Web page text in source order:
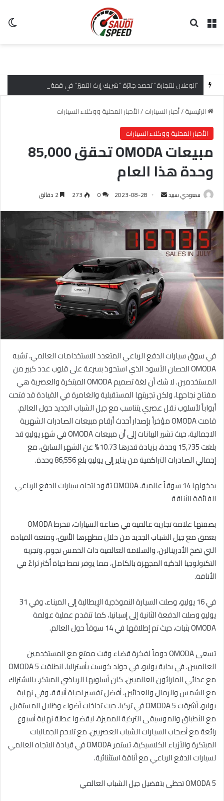
القائمة
الرئيسية/أخبار السيارات/الأخبار المحلية ووكلاء السيارات
الأخبار المحلية ووكلاء السيارات
مبيعات OMODA تحقق 85,000
وحدة هذا العام
سعودي سبيد
س
ل
ر
ي
د
ا
إ
ت
ر
و
ن
ي
ا
2023-08-28
0
273
في سوق سيارات الدفع الرباعي المتعدد الاستخدامات العالمي، تشبه
OMODA الحصان الأسود الذي استحوذ بسرعة على قلوب عدد كبير من
المستخدمين. لا شك أن لغة تصميم OMODA المبتكرة والعصرية هي
مفتاح نجاحها، ولكن تجربتها المستقبلية والغامرة في القيادة قد فتحت
أبواباً لأسلوب نقل عصري يتناسب مع جيل الشباب الجديد حول العالم.
قامت OMODA مؤخراً بإصدار أحدث أرقام مبيعات الصادرات الشهرية
الاجمالية، حيث تشير البيانات إلى أن مبيعات OMODA في شهر يوليو قد
بلغت 15,735 وحدة، بزيادة قدرها 10.73% عن الشهر السابق، مع
إجمالي الصادرات التراكمية من يناير إلى يوليو بلغ 86,556 وحدة.
بدخولها 14 سوقاً عالمية، OMODA تقود اتجاه سيارات الدفع الرباعي
الفائقة الأناقة
بصفتها علامة تجارية عالمية في صناعة السيارات، تنخرط OMODA
بعمق مع جيل الشباب الجديد من خلال مظهرها الأنيق، ومتعة القيادة
التي تضخ الأدرينالين، والسلامة العالمية ذات الخمس نجوم، وتجربة
التكنولوجيا الذكية المجهزة بالكامل، مما يوفر نمط حياة أكثر ثراءً في
الأناقة.
في 16 يوليو، وصلت السيارة النموذجية الإيطالية إلى الميناء، وفي 31
يوليو وصلت الدفعة الثانية إلى إسبانيا، كما تتقدم عملية عولمة
OMODA بثبات، حيث تم إطلاقها في 14 سوقاً حول العالم.
تسعى OMODA دوماً لفكرة قضاء وقت ممتع مع المستخدمين
العالميين. في بداية يوليو، في جولد كوست بأستراليا، انطلقت OMODA 5
مع عدائي الماراثون العالميين، كان أسلوبها الرياضي المبتكر، بالاشتراك
مع الشمس والرمال والعدائين، أفضل تفسير لحياة أنيقة، وفي نهاية
يوليو، أشرقت OMODA 5 في تركيا، حيث تداخلت أضواء وظلال المستقبل
مع الأطباق والموسيقى التركية المميزة، ليقضوا عطلة نهاية أسبوع
رائعة مع أصحاب السيارات الشباب العصريين. مع تلاحم الجماليات
المبتكرة والأزياء الكلاسيكية، تستمر OMODA في قيادة الاتجاه العالمي
لسيارات الدفع الرباعي مع أناقة استثنائية.
OMODA 5 تحظى بتفضيل جيل الشباب العالمي